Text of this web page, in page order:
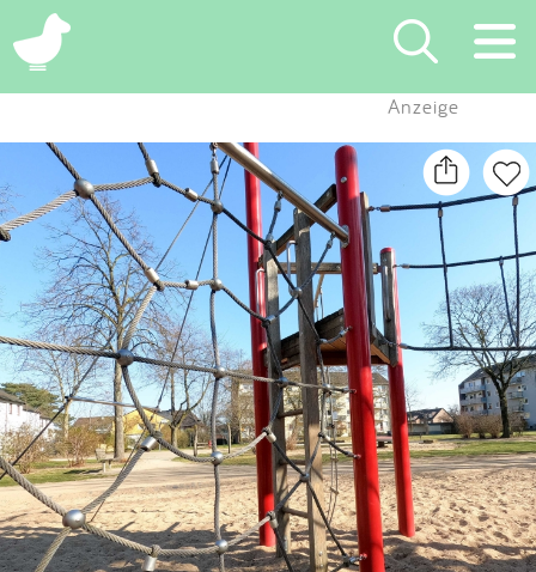
×
Suchen
Eintragen
App
Blog
Partner
Kontakt
Impressum
Anzeige